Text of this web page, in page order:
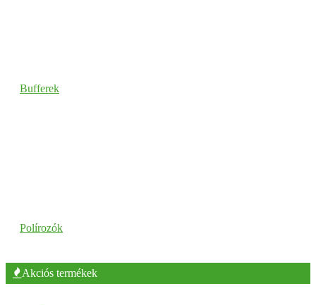
Bufferek
Polírozók
Akciós termékek